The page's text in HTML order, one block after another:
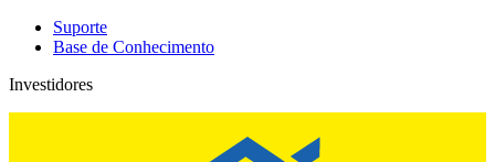
Suporte
Base de Conhecimento
Investidores